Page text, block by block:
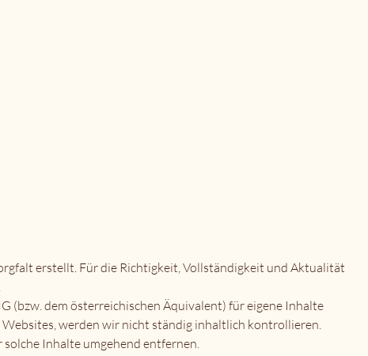
erstellt. Für die Richtigkeit, Vollständigkeit und Aktualität
(bzw. dem österreichischen Äquivalent) für eigene Inhalte
werden wir nicht ständig inhaltlich kontrollieren.
Inhalte umgehend entfernen.